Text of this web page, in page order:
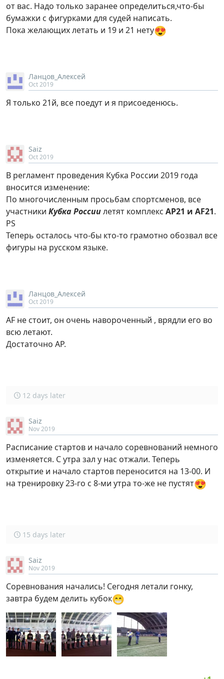
от вас. Надо только заранее определиться,что-бы
бумажки с фигурками для судей написать.
Пока желающих летать и 19 и 21 нету😍
Ланцов_Алексей
Oct 2019
Я только 21й, все поедут и я присоеденюсь.
Saiz
Oct 2019
В регламент проведения Кубка России 2019 года
вносится изменение:
По многочисленным просьбам спортсменов, все
участники Кубка Россиилетят комплекс АР21 и AF21.
PS
Теперь осталось что-бы кто-то грамотно обозвал все
фигуры на русском языке.
Ланцов_Алексей
Oct 2019
AF не стоит, он очень навороченный , врядли его во
всю летают.
Достаточно АР.
12 days later
Saiz
Nov 2019
Расписание стартов и начало соревнований немного
изменяется. С утра зал у нас отжали. Теперь
открытие и начало стартов переносится на 13-00. И
на тренировку 23-го с 8-ми утра то-же не пустят😍
15 days later
Saiz
Nov 2019
Соревнования начались! Сегодня летали гонку,
завтра будем делить кубок😁